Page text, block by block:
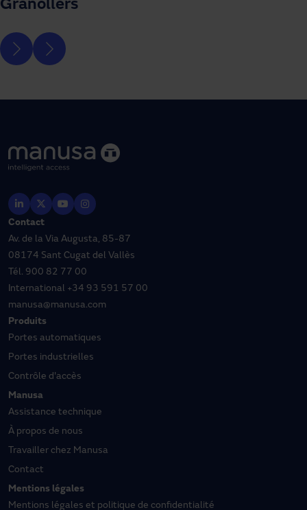
Granollers
Contact
Av. de la Via Augusta, 85-87
08174 Sant Cugat del Vallès
Tél. 900 82 77 00
International +34 93 591 57 00
manusa@manusa.com
Produits
Portes automatiques
Portes industrielles
Contrôle d'accès
Manusa
Assistance technique
À propos de nous
Travailler chez Manusa
Contact
Mentions légales
Mentions légales et politique de confidentialité